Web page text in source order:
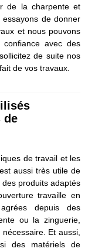
de la charpente et
de donner
et nous pouvons
avec des
de suite nos
de vos travaux.
de
de travail et les
aussi très utile de
produits adaptés
travaille en
depuis des
ou la zinguerie,
Et aussi,
des matériels de